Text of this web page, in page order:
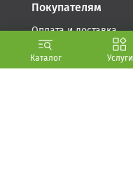
Услуги
Каталог
Покупателям
Оплата и доставка
Возврат товара
Гарантия